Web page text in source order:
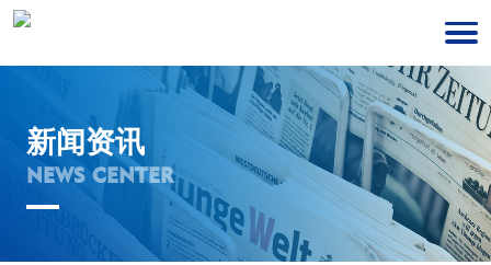
新闻资讯
NEWS CENTER